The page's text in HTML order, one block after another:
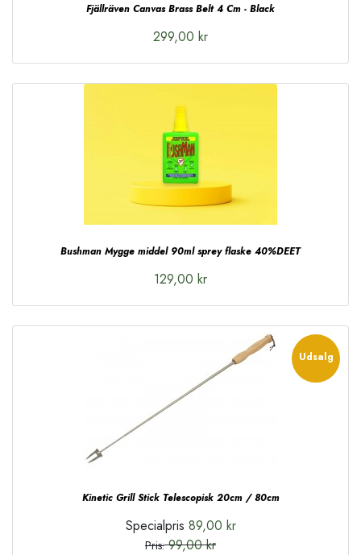
Fjällräven Canvas Brass Belt 4 Cm - Black
299,00 kr
Bushman Mygge middel 90ml sprey flaske 40%DEET
129,00 kr
Udsalg
Kinetic Grill Stick Telescopisk 20cm / 80cm
Specialpris 89,00 kr
Pris: 99,00 kr